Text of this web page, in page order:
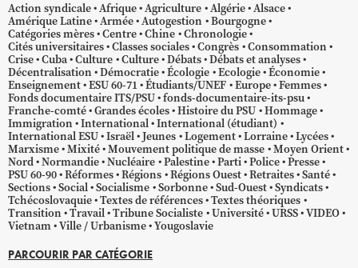
Action syndicale Afrique Agriculture Algérie Alsace
Amérique Latine Armée Autogestion
Bourgogne
Catégories mères Centre Chine Chronologie
Cités universitaires Classes sociales Congrès Consommation
Crise Cuba Culture Culture Débats Débats et analyses
Décentralisation Démocratie Écologie Ecologie Économie
Enseignement ESU 60-71 Étudiants/UNEF Europe Femmes
Fonds documentaire ITS/PSU fonds-documentaire-its-psu
Franche-comté Grandes écoles Histoire du PSU Hommage
Immigration International International (étudiant)
International ESU Israël Jeunes Logement Lorraine Lycées
Marxisme Mixité Mouvement politique de masse Moyen Orient
Nord Normandie Nucléaire Palestine Parti Police Presse
PSU 60-90 Réformes Régions Régions Ouest Retraites Santé
Sections Social Socialisme Sorbonne Sud-Ouest Syndicats
Tchécoslovaquie Textes de références Textes théoriques
Transition Travail Tribune Socialiste Université URSS VIDEO
Vietnam Ville / Urbanisme Yougoslavie
PARCOURIR PAR CATÉGORIE